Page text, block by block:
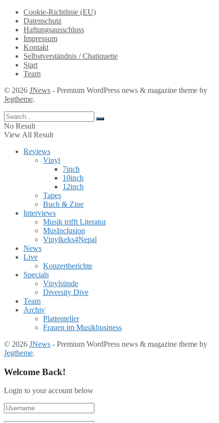
Cookie-Richtlinie (EU)
Datenschutz
Haftungsausschluss
Impressum
Kontakt
Selbstverständnis / Chatiquette
Start
Team
© 2026 JNews - Premium WordPress news & magazine theme by
Jegtheme.
No Result
View All Result
Reviews
Vinyl
7inch
10inch
12inch
Tapes
Buch & Zine
Interviews
Musik trifft Literatur
MusInclusion
Vinylkeks4Nepal
News
Live
Konzertberichte
Specials
Vinylsünde
Diversity Dive
Team
Archiv
Plattenteller
Frauen im Musikbusiness
© 2026 JNews - Premium WordPress news & magazine theme by
Jegtheme.
Welcome Back!
Login to your account below